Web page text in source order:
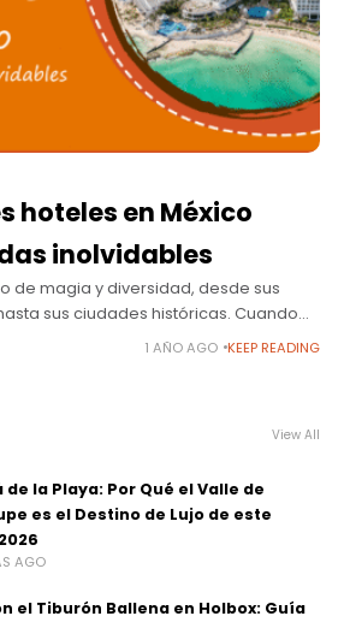
hoteles en México
inolvidables
de magia y diversidad, desde sus
sus ciudades históricas. Cuando
escapada inolvidable, elegir el hotel
1 AÑO AGO KEEP READING
View All
de la Playa: Por Qué el Valle de
es el Destino de Lujo de este
AGO
el Tiburón Ballena en Holbox: Guía